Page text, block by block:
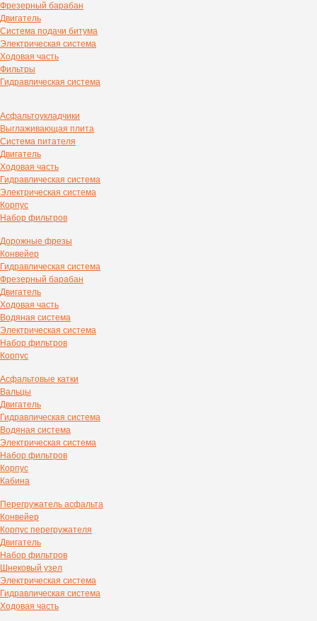
Фрезерный барабан
Двигатель
Система подачи битума
Электрическая система
Ходовая часть
Фильтры
Гидравлическая система
Асфальтоукладчики
Выглаживающая плита
Система питателя
Двигатель
Ходовая часть
Гидравлическая система
Электрическая система
Корпус
Набор фильтров
Дорожные фрезы
Конвейер
Гидравлическая система
Фрезерный барабан
Двигатель
Ходовая часть
Водяная система
Электрическая система
Набор фильтров
Корпус
Асфальтовые катки
Вальцы
Двигатель
Гидравлическая система
Водяная система
Электрическая система
Набор фильтров
Корпус
Кабина
Перегружатель асфальта
Конвейер
Корпус перегружателя
Двигатель
Набор фильтров
Шнековый узел
Электрическая система
Гидравлическая система
Ходовая часть